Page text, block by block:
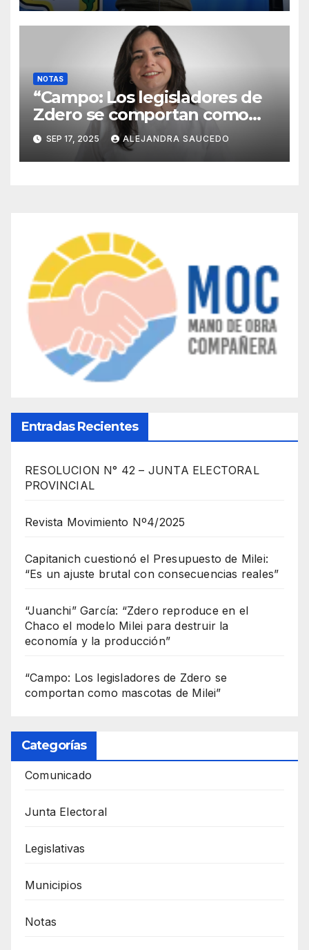
NOTAS
“Campo: Los legisladores de
Zdero se comportan como
mascotas de Milei”
SEP 17, 2025 ALEJANDRA SAUCEDO
Entradas Recientes
RESOLUCION N° 42 – JUNTA ELECTORAL
PROVINCIAL
Revista Movimiento Nº4/2025
Capitanich cuestionó el Presupuesto de Milei:
“Es un ajuste brutal con consecuencias reales”
“Juanchi” García: “Zdero reproduce en el
Chaco el modelo Milei para destruir la
economía y la producción”
“Campo: Los legisladores de Zdero se
comportan como mascotas de Milei”
Categorías
Comunicado
Junta Electoral
Legislativas
Municipios
Notas